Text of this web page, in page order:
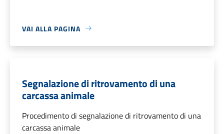
VAI ALLA PAGINA
Segnalazione di ritrovamento di una
carcassa animale
Procedimento di segnalazione di ritrovamento di una
carcassa animale